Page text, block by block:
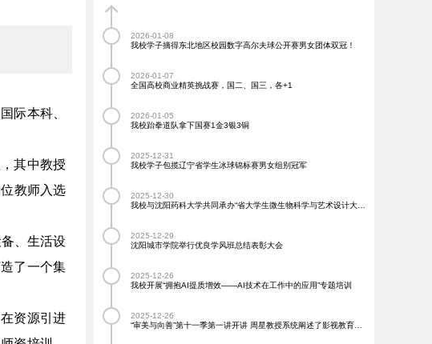
际本科、
，其中教授
位教师入选
、生活设
了一个集
资源引进
2026-01-08
我校学子摘得东北地区校园数字高尔夫球公开赛男女团体双冠！
2026-01-07
全国高校商业精英挑战赛，国二、国三，各+1
2026-01-05
我校跆拳道队拿下国赛1金3银3铜
2025-12-31
我校学子包揽辽宁省学生冰球锦标赛男女组别冠军
2025-12-30
我校与沈阳药科大学共同承办“省大学生微生物科学与艺术设计大赛”
2025-12-29
沈阳城市学院举行优良学风班总结表彰大会
2025-12-26
我校开展“拥抱AI提质增效——AI技术在工作中的应用”专题培训
2025-12-26
“审美与向善”第十一季第一讲开讲 周星教授系统阐述了影视教育当前所面临挑